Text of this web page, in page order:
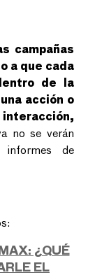
campañas
a que cada
de la
acción o
no se verán
de
¿QUÉ
EL